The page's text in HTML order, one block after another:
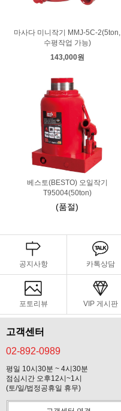
마사다 미니작기 MMJ-5C-2(5ton,
수평작업 가능)
143,000원
베스토(BESTO) 오일작기
T95004(50ton)
(품절)
공지사항 카톡상담
포토리뷰 VIP 게시판
고객센터
02-892-0989
평일 10시30분 ~ 4시30분
점심시간 오후12시~1시
(토/일/법정공휴일 휴무)